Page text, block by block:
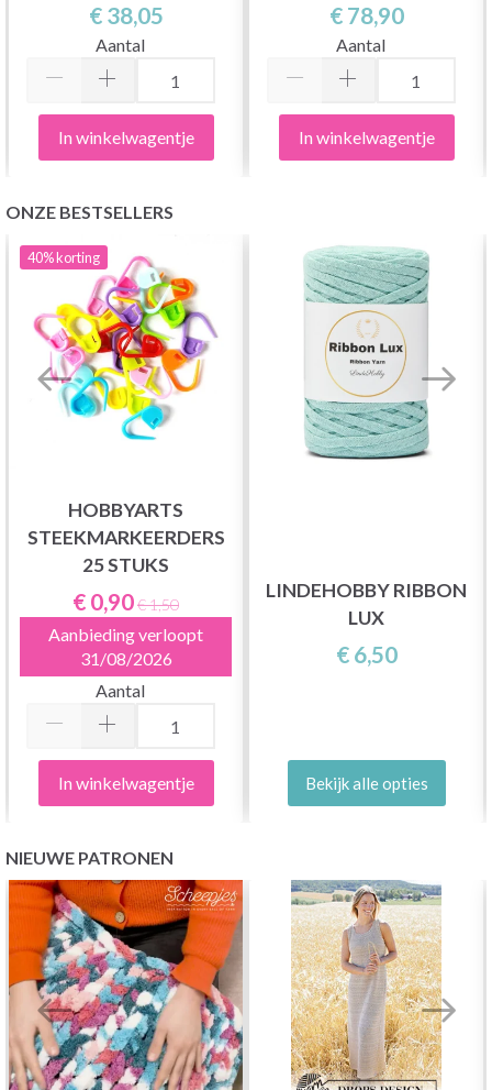
€ 38,05
Aantal
In winkelwagentje
€ 78,90
Aantal
In winkelwagentje
ONZE BESTSELLERS
40%korting
HOBBYARTS
STEEKMARKEERDERS
25 STUKS
€ 0,90€ 1,50
Aanbieding verloopt
31/08/2026
Aantal
In winkelwagentje
LINDEHOBBY RIBBON
LUX
€ 6,50
Bekijk alle opties
NIEUWE PATRONEN